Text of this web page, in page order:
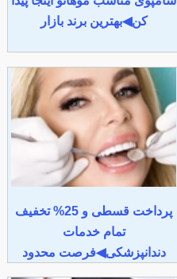
کن◀بهترین برند بازار
پرداخت قسطی و 25% تخفیف
تمام خدمات
دندانپزشکی◀فرصت محدود